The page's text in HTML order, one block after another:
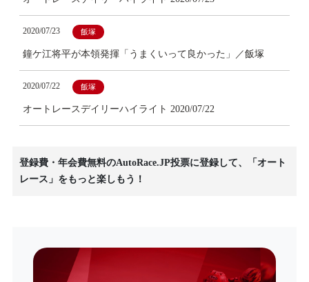
2020/07/23 飯塚
鐘ケ江将平が本領発揮「うまくいって良かった」／飯塚
2020/07/22 飯塚
オートレースデイリーハイライト 2020/07/22
登録費・年会費無料のAutoRace.JP投票に登録して、「オート
レース」をもっと楽しもう！